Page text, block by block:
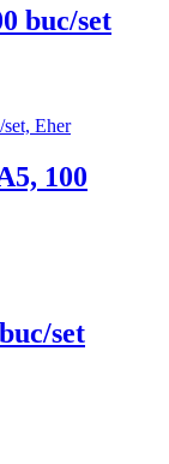
buc/set
100
set